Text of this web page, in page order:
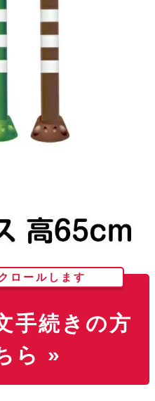
ロールします
手続きの方
ら »